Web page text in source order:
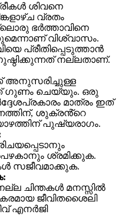
ശിവനെ
വ്രതം
ഭർത്താവിനെ
വിശ്വാസം.
പ്രീതിപ്പെടുത്താൻ
നല്ലതാണ്.
അനുസരിച്ചുള്ള
ഗുണം ചെയ്യും. ഒരു
മാത്രം ഇത്
ശുക്രൻ്റെ
പുഷ്യരാഗം.
ശ്രമിക്കുക.
സജീവമാക്കുക.
ചിന്തകൾ മനസ്സിൽ
ജീവിതശൈലി
എനർജി